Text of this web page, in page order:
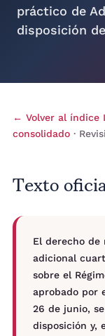
práctico de
disposición
← Volver al índice
consolidado ·
Texto
El derecho de
adicional
sobre el
aprobado por
26 de junio,
disposición y,